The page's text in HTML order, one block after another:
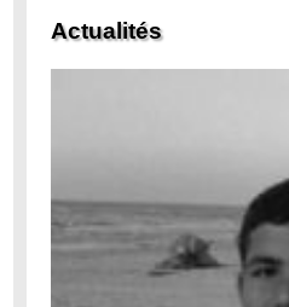
Actualités